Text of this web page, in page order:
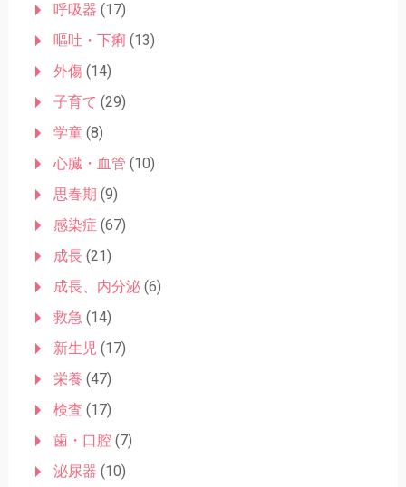
呼吸器 (17)
嘔吐・下痢 (13)
外傷(14)
子育て (29)
学童(8)
心臓・血管 (10)
思春期 (9)
感染症 (67)
成長(21)
成長、内分泌(6)
救急 (14)
新生児 (17)
栄養 (47)
検査 (17)
歯・口腔(7)
泌尿器 (10)